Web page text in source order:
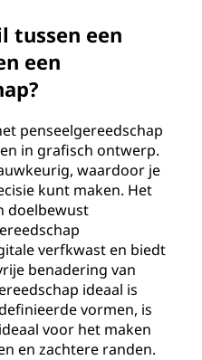
tussen een
een
penseelgereedschap
in grafisch ontwerp.
waardoor je
kunt maken. Het
doelbewust
verfkwast en biedt
benadering van
ideaal is
vormen, is
voor het maken
en zachtere randen.